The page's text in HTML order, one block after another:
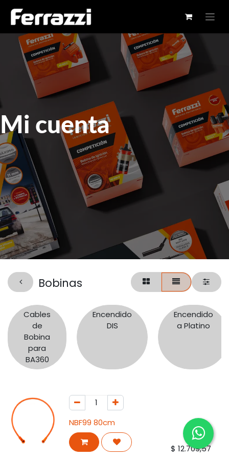
Mi cuenta
Bobinas
Cables
de
Bobina
para
BA360
Encendido
DIS
Encendido
a Platino
NBF99 80cm
$ 12.709,57